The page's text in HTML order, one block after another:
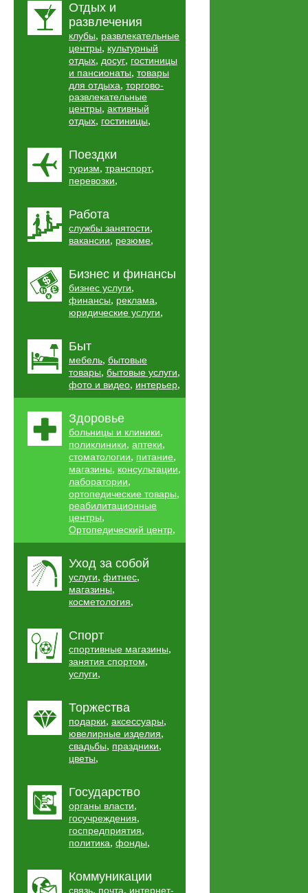
Отдых и
развлечения
клубы, развлекательные
центры, культурный
отдых, досуг, гостиницы
и пансионаты, товары
для отдыха, торгово-
развлекательные
центры, активный
отдых, гостиницы,
Поездки
туризм, транспорт,
перевозки,
Работа
службы занятости,
вакансии, резюме,
Бизнес и финансы
бизнес услуги,
финансы, реклама,
юридические услуги,
Быт
мебель, бытовые
товары, бытовые услуги,
фото и видео, интерьер,
Здоровье
больницы и клиники,
поликлиники, аптеки,
стоматологии, питание,
магазины, консультации,
лаборатории,
ортопедические товары,
реабилитационные
центры,
Ортопедический центр,
Уход за собой
услуги, фитнес,
магазины,
косметология,
Спорт
спортивные магазины,
занятия спортом,
услуги,
Торжества
подарки, аксессуары,
ювелирные изделия,
свадьбы, праздники,
цветы,
Государство
органы власти,
госучреждения,
госпредприятия,
политика, фонды,
Коммуникации
связь, почта, интернет-